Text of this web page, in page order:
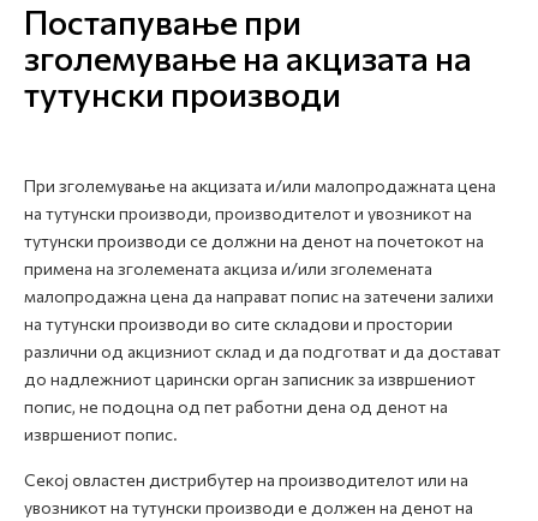
Постапување при
зголемување на акцизата на
тутунски производи
При зголемување на акцизата и/или малопродажната цена
на тутунски производи, производителот и увозникот на
тутунски производи се должни на денот на почетокот на
примена на зголемената акциза и/или зголемената
малопродажна цена да направат попис на затечени залихи
на тутунски производи во сите складови и простории
различни од акцизниот склад и да подготват и да достават
до надлежниот царински орган записник за извршениот
попис, не подоцна од пет работни дена од денот на
извршениот попис.
Секој овластен дистрибутер на производителот или на
увозникот на тутунски производи е должен на денот на